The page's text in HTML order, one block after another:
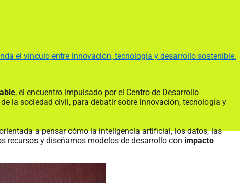
el vínculo entre innovación, tecnología y desarrollo sostenible.
, el encuentro impulsado por el Centro de Desarrollo
la sociedad civil, para debatir sobre innovación, tecnología y
a pensar cómo la inteligencia artificial, los datos, las
y diseñamos modelos de desarrollo con impacto